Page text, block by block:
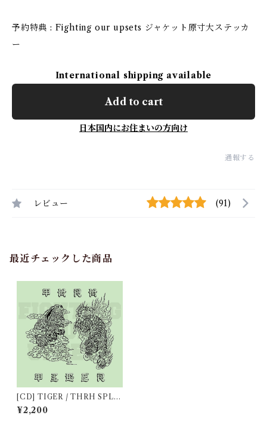
予約特典 : Fighting our upsets ジャケット原寸大ステッカ
ー
International shipping available
Add to cart
日本国内にお住まいの方向け
通報する
レビュー (91)
最近チェックした商品
[CD] TIGER / THRH SPLI
T ALBUM "Fighting our up
sets"
¥2,200